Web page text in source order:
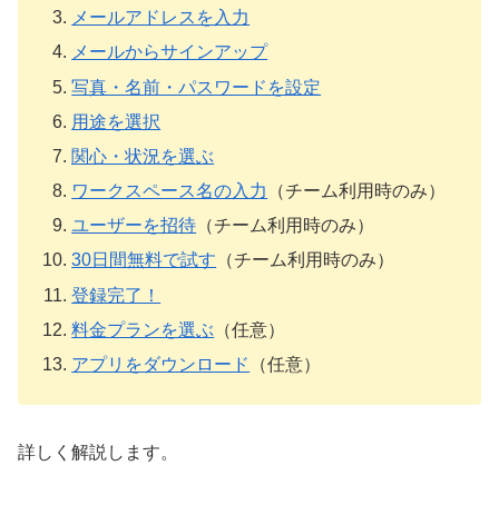
メールアドレスを入力
メールからサインアップ
写真・名前・パスワードを設定
用途を選択
関心・状況を選ぶ
ワークスペース名の入力
（チーム利用時のみ）
ユーザーを招待 （チーム利用時のみ）
30日間無料で試す （チーム利用時のみ）
登録完了！
料金プランを選ぶ （任意）
アプリをダウンロード
（任意）
詳しく解説します。